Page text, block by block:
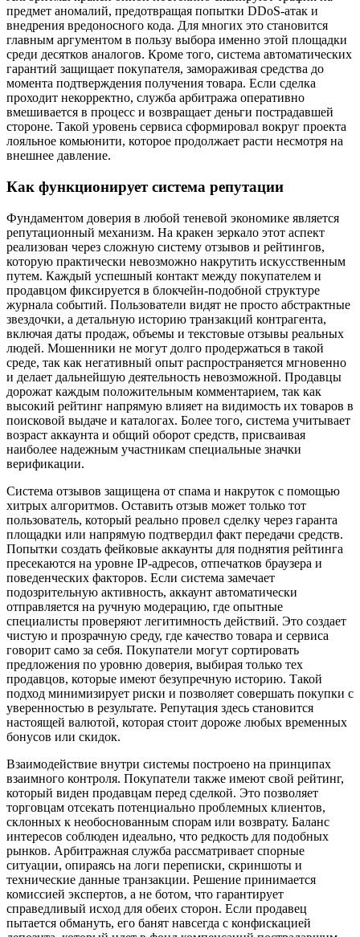
предмет аномалий, предотвращая попытки DDoS-атак и
внедрения вредоносного кода. Для многих это становится
главным аргументом в пользу выбора именно этой площадки
среди десятков аналогов. Кроме того, система автоматических
гарантий защищает покупателя, замораживая средства до
момента подтверждения получения товара. Если сделка
проходит некорректно, служба арбитража оперативно
вмешивается в процесс и возвращает деньги пострадавшей
стороне. Такой уровень сервиса сформировал вокруг проекта
лояльное комьюнити, которое продолжает расти несмотря на
внешнее давление.
Как функционирует система репутации
Фундаментом доверия в любой теневой экономике является
репутационный механизм. На кракен зеркало этот аспект
реализован через сложную систему отзывов и рейтингов,
которую практически невозможно накрутить искусственным
путем. Каждый успешный контакт между покупателем и
продавцом фиксируется в блокчейн-подобной структуре
журнала событий. Пользователи видят не просто абстрактные
звездочки, а детальную историю транзакций контрагента,
включая даты продаж, объемы и текстовые отзывы реальных
людей. Мошенники не могут долго продержаться в такой
среде, так как негативный опыт распространяется мгновенно
и делает дальнейшую деятельность невозможной. Продавцы
дорожат каждым положительным комментарием, так как
высокий рейтинг напрямую влияет на видимость их товаров в
поисковой выдаче и каталогах. Более того, система учитывает
возраст аккаунта и общий оборот средств, присваивая
наиболее надежным участникам специальные значки
верификации.
Система отзывов защищена от спама и накруток с помощью
хитрых алгоритмов. Оставить отзыв может только тот
пользователь, который реально провел сделку через гаранта
площадки или напрямую подтвердил факт передачи средств.
Попытки создать фейковые аккаунты для поднятия рейтинга
пресекаются на уровне IP-адресов, отпечатков браузера и
поведенческих факторов. Если система замечает
подозрительную активность, аккаунт автоматически
отправляется на ручную модерацию, где опытные
специалисты проверяют легитимность действий. Это создает
чистую и прозрачную среду, где качество товара и сервиса
говорит само за себя. Покупатели могут сортировать
предложения по уровню доверия, выбирая только тех
продавцов, которые имеют безупречную историю. Такой
подход минимизирует риски и позволяет совершать покупки с
уверенностью в результате. Репутация здесь становится
настоящей валютой, которая стоит дороже любых временных
бонусов или скидок.
Взаимодействие внутри системы построено на принципах
взаимного контроля. Покупатели также имеют свой рейтинг,
который виден продавцам перед сделкой. Это позволяет
торговцам отсекать потенциально проблемных клиентов,
склонных к необоснованным спорам или возврату. Баланс
интересов соблюден идеально, что редкость для подобных
рынков. Арбитражная служба рассматривает спорные
ситуации, опираясь на логи переписки, скриншоты и
технические данные транзакции. Решение принимается
комиссией экспертов, а не ботом, что гарантирует
справедливый исход для обеих сторон. Если продавец
пытается обмануть, его банят навсегда с конфискацией